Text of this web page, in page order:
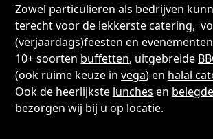
Zowel particulieren als bedrijven
terecht voor de lekkerste catering,
(verjaardags)feesten en
10+ soorten buffetten, uitgebreide
(ook ruime keuze invega) en halal
Ook de heerlijkste lunches en
bezorgen wij bij u op locatie.